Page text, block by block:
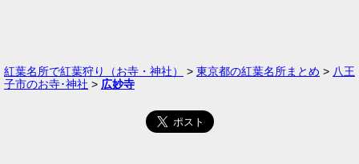
紅葉名所で紅葉狩り（お寺・神社） > 東京都の紅葉名所まとめ > 八王
子市のお寺･神社 > 広妙寺